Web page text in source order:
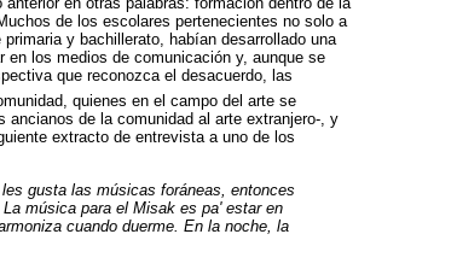
de los escolares pertenecientes no solo a
y bachillerato, habían desarrollado una
los medios de comunicación y, aunque se
que reconozca el desacuerdo, las
quienes en el campo del arte se
ancianos de la comunidad al arte extranjero-, y
extracto de entrevista a uno de los
gusta las músicas foráneas, entonces
música para el Misak es pa' estar en
cuando duerme. En la noche, la